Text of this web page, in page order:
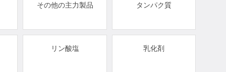
その他の主力製品 タンパク質
リン酸塩 乳化剤